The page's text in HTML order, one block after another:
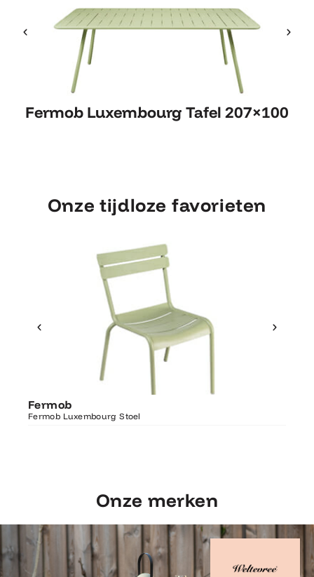
Fermob Luxembourg Tafel 207×100
Fermob Luxembourg Tafel
207×100
Onze tijdloze favorieten
Fermob
Fermob Luxembourg Stoel
Ontdek Fermob
Luxembourg Stoel
Onze merken